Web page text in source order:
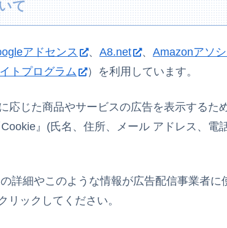
て
アドセンス 、 A8.net 、 Amazonアソ
トプログラム ）を利用しています。
応じた商品やサービスの広告を表示するた
』(氏名、住所、メール アドレス、電
詳細やこのような情報が広告配信事業者に
リックしてください。